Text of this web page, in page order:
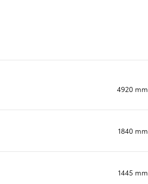
4920 mm
1840 mm
1445 mm